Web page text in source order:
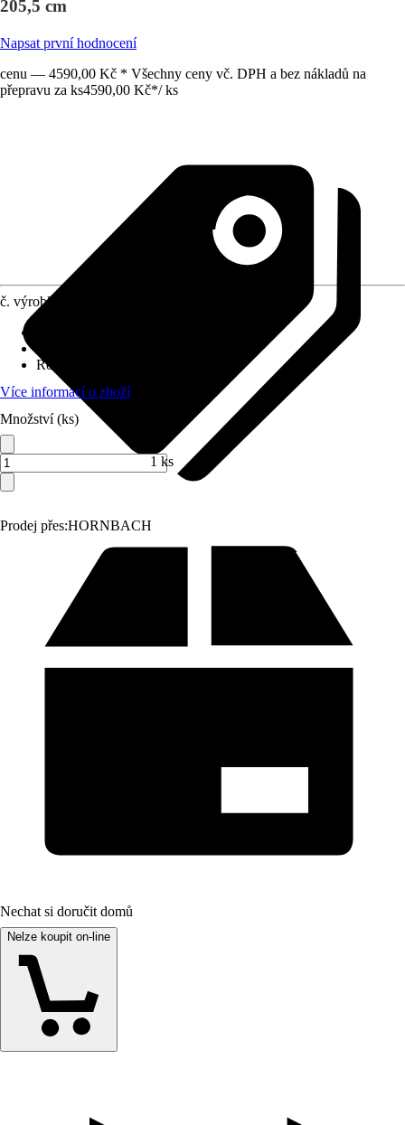
205,5 cm
Napsat první hodnocení
cenu — 4590,00 Kč * Všechny ceny vč. DPH a bez nákladů na
přepravu za ks4590,00 Kč*/ ks
Prodej přes:HORNBACH
č. výrobku
Rozměry sloupů/sloupků
Více informací o zboží
Množství (ks)
1 ks
Nechat si doručit domů
Nelze koupit on-line